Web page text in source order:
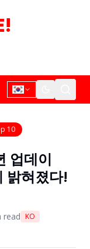
10
업데이
밝혀졌다!
read KO